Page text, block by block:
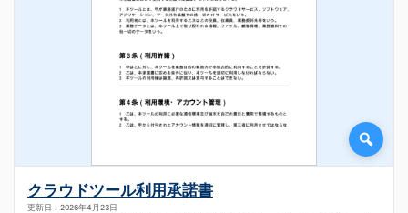
クラウドツール利用承諾書
更新日：2026年4月23日